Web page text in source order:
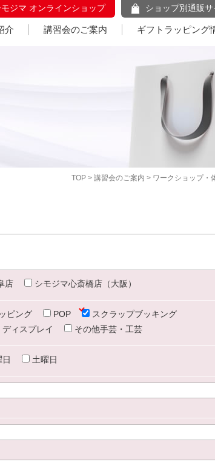
モジマ オンラインショップ ショップ別通販サ
介 講習会のご案内 ギフトラッピング
TOP > 講習会のご案内 > ワークショップ・
店 シモジマ心斎橋店（大阪）
ピング POP
スクラップブッキング
ディスプレイ その他手芸・工芸
日 土曜日